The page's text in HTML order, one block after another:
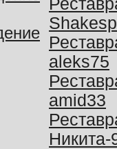
aleks75
amid33
Никита-